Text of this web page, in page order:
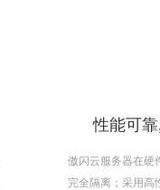
性能可
傲闪云服务器在硬
完全隔离；采用高